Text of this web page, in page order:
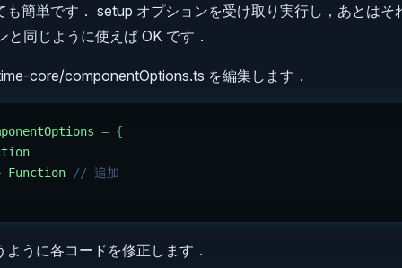
も簡単です． setup オプションを受け取り実行し，あとはそ
と同じように使えば OK です．
core/componentOptions.ts を編集します．
= {
Function // 追加
うに各コードを修正します．